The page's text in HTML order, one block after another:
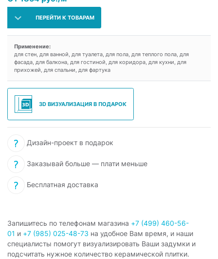
ПЕРЕЙТИ К ТОВАРАМ
Применение:
для стен, для ванной, для туалета, для пола, для теплого пола, для
фасада, для балкона, для гостиной, для коридора, для кухни, для
прихожей, для спальни, для фартука
3D ВИЗУАЛИЗАЦИЯ В ПОДАРОК
Дизайн-проект в подарок
Заказывай больше — плати меньше
Бесплатная доставка
Запишитесь по телефонам магазина +7 (499) 460-56-
01 и +7 (985) 025-48-73 на удобное Вам время, и наши
специалисты помогут визуализировать Ваши задумки и
подсчитать нужное количество керамической плитки.